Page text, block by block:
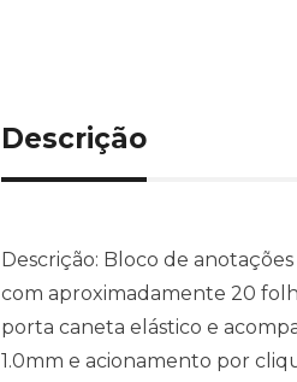
Descrição
Descrição: Bloco de
com aproximadamente 20
porta caneta elástico e
1.0mm e acionamento por